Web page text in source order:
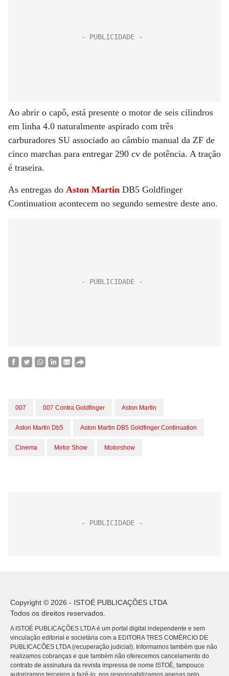
Ao abrir o capô, está presente o motor de seis cilindros
em linha 4.0 naturalmente aspirado com três
carburadores SU associado ao câmbio manual da ZF de
cinco marchas para entregar 290 cv de potência. A tração
é traseira.
As entregas do Aston Martin DB5 Goldfinger
Continuation acontecem no segundo semestre deste ano.
007 007 Contra Goldfinger Aston Martin
Aston Martin Db5 Aston Martin DB5 Goldfinger Continuation
Cinema Motor Show Motorshow
Copyright © 2026 - ISTOÉ PUBLICAÇÕES LTDA
Todos os direitos reservados.
A ISTOÉ PUBLICAÇÕES LTDA é um portal digital independente e sem
vinculação editorial e societária com a EDITORA TRES COMÉRCIO DE
PUBLICACÕES LTDA (recuperação judicial). Informamos também que não
realizamos cobranças e que também não oferecemos cancelamento do
contrato de assinatura da revista impressa de nome ISTOÉ, tampouco
autorizamos terceiros a fazê-lo, nos responsabilizamos apenas pelo